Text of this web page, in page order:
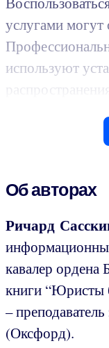
услугами могут
используют
Об авторах
Ричард
кавалер ордена
книги “Юристы
–
(Оксфорд).